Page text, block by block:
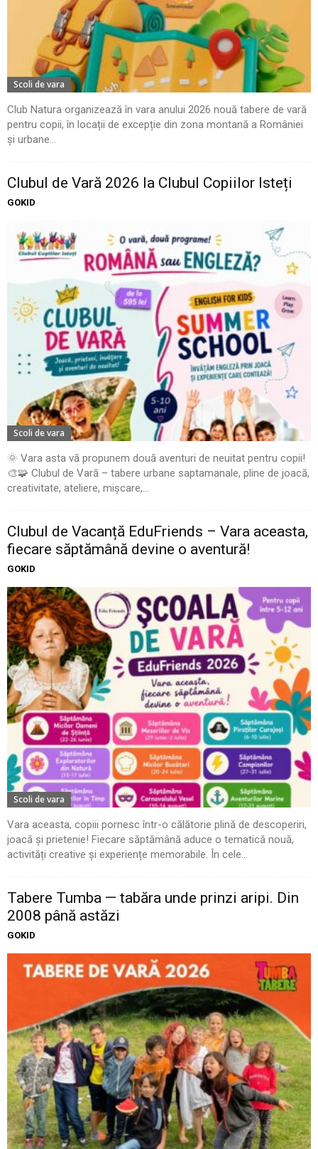
Scoli de vara
Club Natura organizează în vara anului 2026 nouă tabere de vară
pentru copii, în locații de excepție din zona montană a României
și urbane...
Clubul de Vară 2026 la Clubul Copiilor Isteți
GOKID
Scoli de vara
🌞 Vara asta vă propunem două aventuri de neuitat pentru copii!
🎨🧩 Clubul de Vară – tabere urbane saptamanale, pline de joacă,
creativitate, ateliere, mișcare,...
Clubul de Vacanță EduFriends – Vara aceasta,
fiecare săptămână devine o aventură!
GOKID
Scoli de vara
Vara aceasta, copiii pornesc într-o călătorie plină de descoperiri,
joacă și prietenie! Fiecare săptămână aduce o tematică nouă,
activități creative și experiențe memorabile. În cele...
Tabere Tumba — tabăra unde prinzi aripi. Din
2008 până astăzi
GOKID